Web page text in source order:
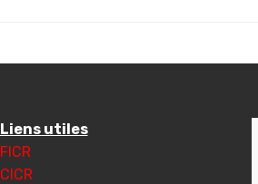
Liens utiles
FICR
CICR